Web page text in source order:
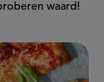
waard!